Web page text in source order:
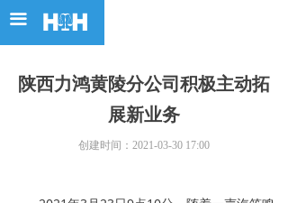
끀
首页
创建时间： 2021-03-30 17:00
陕西力鸿黄陵分公司积极主动拓
展新业务